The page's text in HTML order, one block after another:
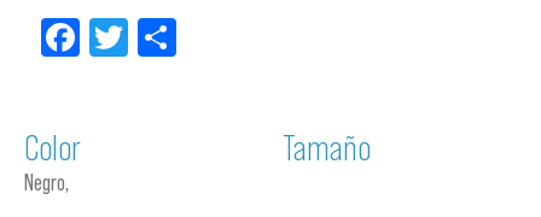
Facebook
Twitter
Color
Negro,
Tamaño